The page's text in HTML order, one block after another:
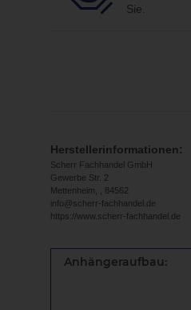
Sie.
Herstellerinformationen:
Scherr Fachhandel GmbH
Gewerbe Str. 2
Mettenheim, , 84562
info@scherr-fachhandel.de
https://www.scherr-fachhandel.de
Anhängeraufbau: